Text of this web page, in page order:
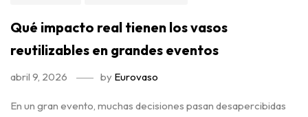
Qué impacto real tienen los vasos
reutilizables en grandes eventos
abril 9, 2026 by Eurovaso
En un gran evento, muchas decisiones pasan desapercibidas